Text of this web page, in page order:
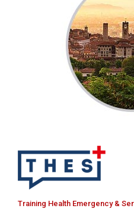
Training Health Emergency &